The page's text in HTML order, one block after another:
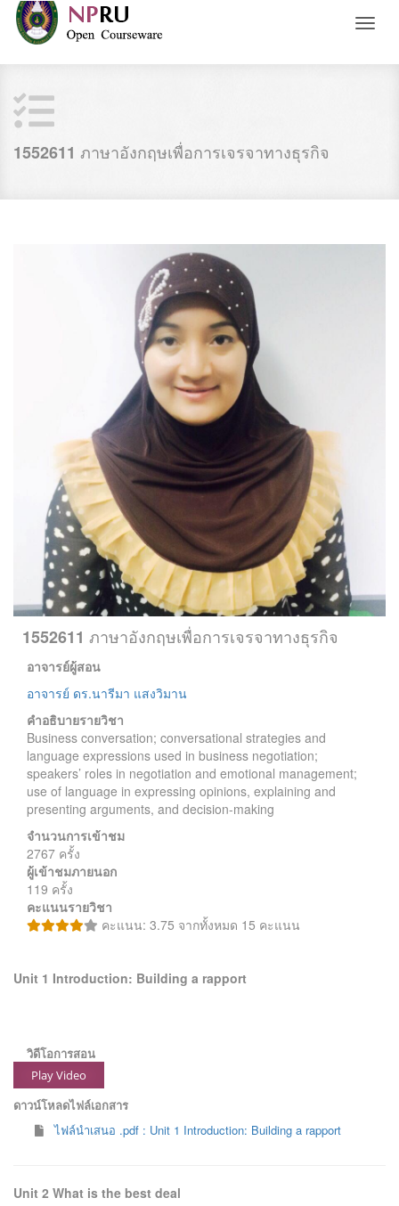
1552611 ภาษาอังกฤษเพื่อการเจรจาทางธุรกิจ
1552611 ภาษาอังกฤษเพื่อการเจรจาทางธุรกิจ
อาจารย์ผู้สอน
อาจารย์ ดร.นารีมา แสงวิมาน
คำอธิบายรายวิชา
Business conversation; conversational strategies and
language expressions used in business negotiation;
speakers’ roles in negotiation and emotional management;
use of language in expressing opinions, explaining and
presenting arguments, and decision-making
จำนวนการเข้าชม
2767 ครั้ง
ผู้เข้าชมภายนอก
119 ครั้ง
คะแนนรายวิชา
คะแนน: 3.75 จากทั้งหมด 15 คะแนน
Unit 1 Introduction: Building a rapport
วิดีโอการสอน
Play Video
ดาวน์โหลดไฟล์เอกสาร
ไฟล์นำเสนอ .pdf : Unit 1 Introduction: Building a rapport
Unit 2 What is the best deal